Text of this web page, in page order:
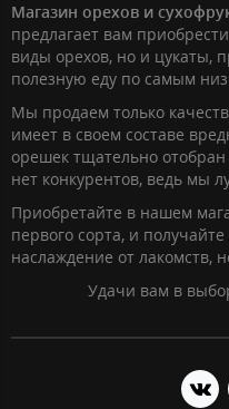
Магазин орехов и
предлагает вам
виды орехов, но и цукаты,
полезную еду по самым
Мы продаем только
имеет в своем составе
орешек тщательно
нет конкурентов, ведь мы
Приобретайте в нашем
первого сорта, и
наслаждение от лакомств,
Удачи вам в